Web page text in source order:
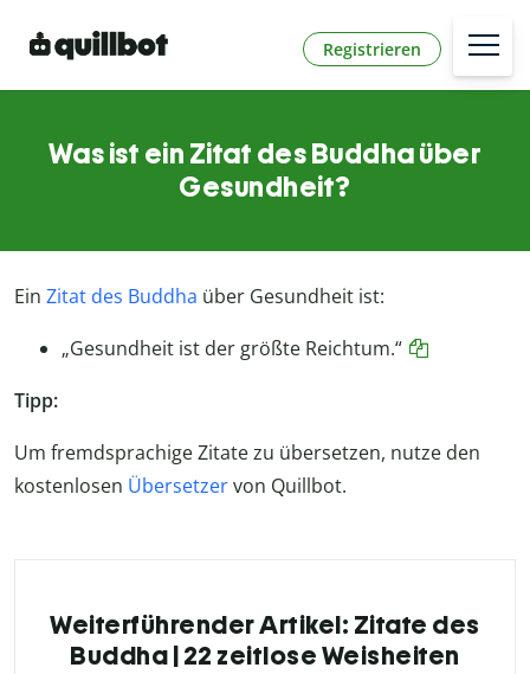
Registrieren
Was ist ein Zitat des Buddha über
Gesundheit?
Ein Zitat des Buddha über Gesundheit ist:
„Gesundheit ist der größte Reichtum.“
Tipp:
Um fremdsprachige Zitate zu übersetzen, nutze den
kostenlosen Übersetzervon Quillbot.
Weiterführender Artikel: Zitate des
Buddha | 22 zeitlose Weisheiten